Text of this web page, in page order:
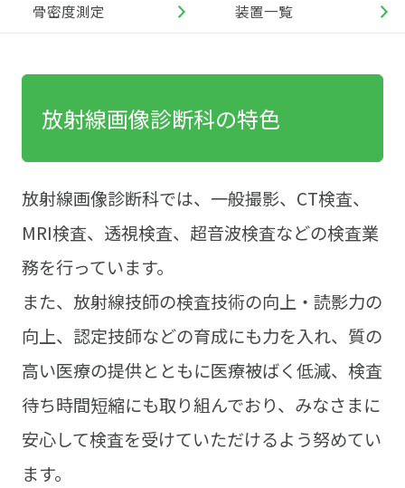
骨密度測定 装置一覧
放射線画像診断科の特色
放射線画像診断科では、一般撮影、CT検査、
MRI検査、透視検査、超音波検査などの検査業
務を行っています。
また、放射線技師の検査技術の向上・読影力の
向上、認定技師などの育成にも力を入れ、質の
高い医療の提供とともに医療被ばく低減、検査
待ち時間短縮にも取り組んでおり、みなさまに
安心して検査を受けていただけるよう努めてい
ます。